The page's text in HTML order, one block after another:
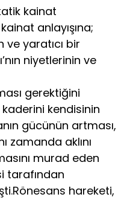
kainat
anlayışına;
ve yaratıcı bir
niyetlerinin ve
gerektiğini
kendisinin
gücünün artması,
zamanda aklını
murad eden
tarafından
hareketi,